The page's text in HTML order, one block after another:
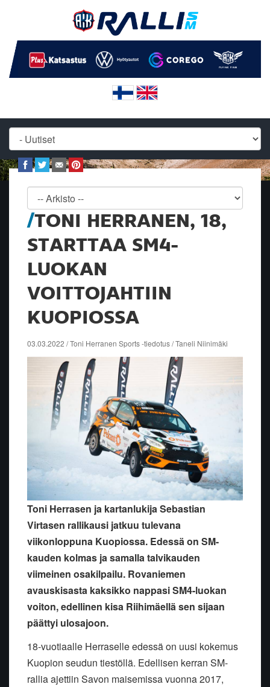
TONI HERRANEN, 18,
STARTTAA SM4-
LUOKAN
VOITTOJAHTIIN
KUOPIOSSA
03.03.2022 / Toni Herranen Sports -tiedotus / Taneli Niinimäki
Toni Herrasen ja kartanlukija Sebastian
Virtasen rallikausi jatkuu tulevana
viikonloppuna Kuopiossa. Edessä on SM-
kauden kolmas ja samalla talvikauden
viimeinen osakilpailu. Rovaniemen
avauskisasta kaksikko nappasi SM4-luokan
voiton, edellinen kisa Riihimäellä sen sijaan
päättyi ulosajoon.
18-vuotiaalle Herraselle edessä on uusi kokemus
Kuopion seudun tiestöllä. Edellisen kerran SM-
rallia ajettiin Savon maisemissa vuonna 2017,